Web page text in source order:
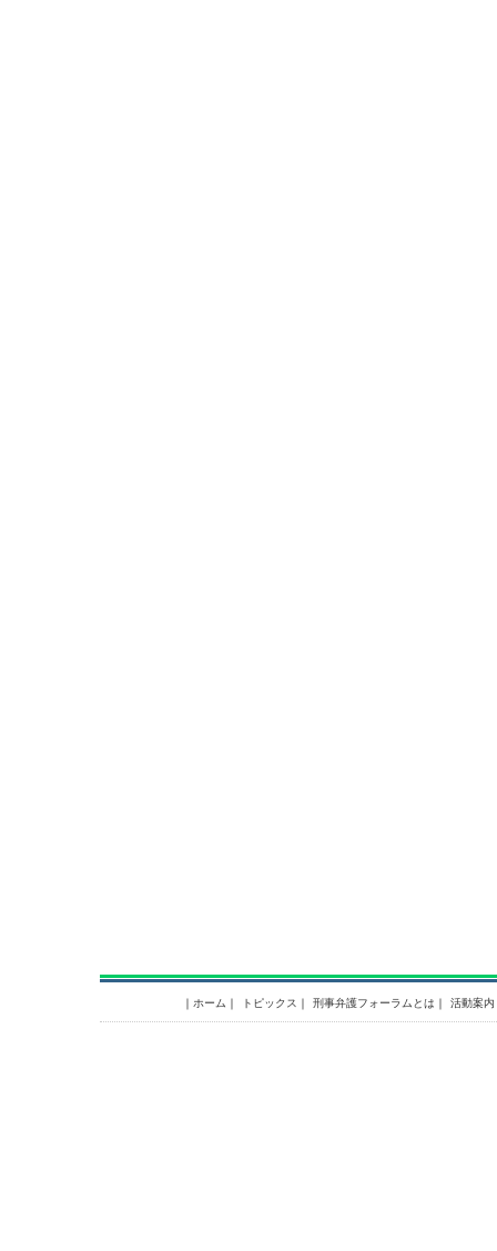
｜ ホーム ｜ トピックス ｜ 刑事弁護フォーラムとは ｜ 活動案内